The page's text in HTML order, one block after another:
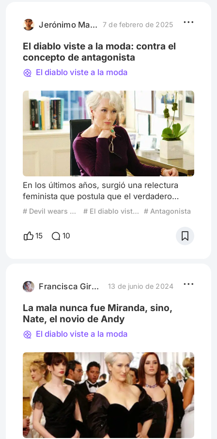
Jerónimo Maina 7 de febrero de 2025
El diablo viste a la moda: contra el
concepto de antagonista
El diablo viste a la moda
En los últimos años, surgió una relectura
feminista que postula que el verdadero
villano en Devil wears Prada no es Miranda
ensayo, postulo que en este relato no hay
villano, y propongo pensar a la idea social
post que decía algo
# Devil wears Prada # El diablo viste a la moda # Antagonista
15 10
Francisca Giroz Silva 13 de junio de 2024
La mala nunca fue Miranda, sino,
Nate, el novio de Andy
El diablo viste a la moda